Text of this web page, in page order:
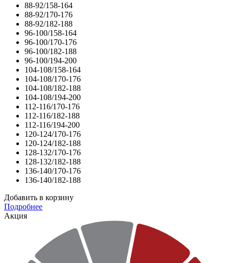
88-92/158-164
88-92/170-176
88-92/182-188
96-100/158-164
96-100/170-176
96-100/182-188
96-100/194-200
104-108/158-164
104-108/170-176
104-108/182-188
104-108/194-200
112-116/170-176
112-116/182-188
112-116/194-200
120-124/170-176
120-124/182-188
128-132/170-176
128-132/182-188
136-140/170-176
136-140/182-188
Добавить в корзину
Подробнее
Акция